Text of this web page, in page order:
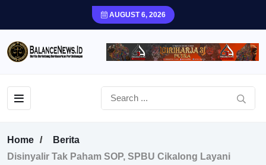
AUGUST 6, 2026
Home
Berita
Disinyalir Tak Paham SOP, SPBU Cikalong Layani